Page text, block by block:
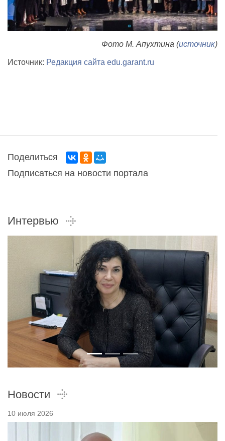
Фото М. Апухтина (источник)
Источник: Редакция сайта edu.garant.ru
Поделиться
Подписаться на новости портала
Интервью
Новости
10 июля 2026